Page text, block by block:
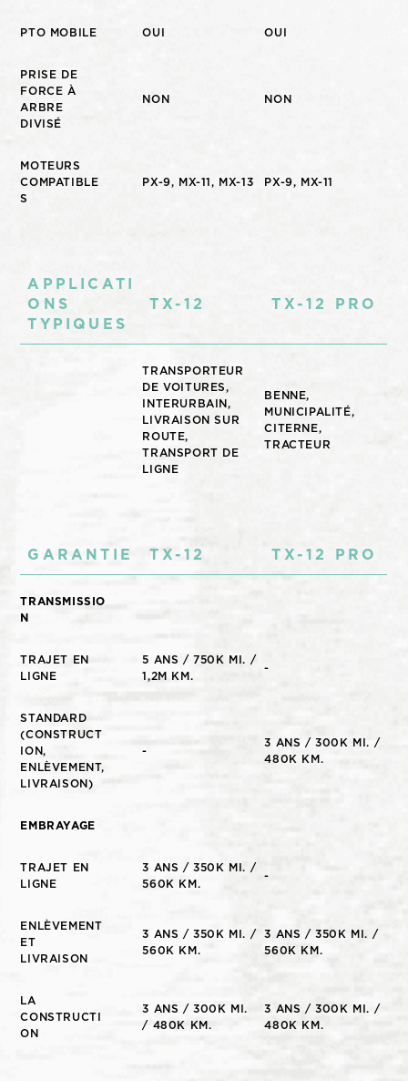
PTO MOBILE OUI OUI
PRISE DE
FORCE À
ARBRE
DIVISÉ
NON NON
MOTEURS
COMPATIBLE
S
PX-9, MX-11, MX-13 PX-9, MX-11
APPLICATI
ONS
TYPIQUES
TX-12 TX-12 PRO
TRANSPORTEUR
DE VOITURES,
INTERURBAIN,
LIVRAISON SUR
ROUTE,
TRANSPORT DE
LIGNE
BENNE,
MUNICIPALITÉ,
CITERNE,
TRACTEUR
GARANTIE TX-12 TX-12 PRO
TRANSMISSIO
N
TRAJET EN
LIGNE
5 ANS / 750K MI. /
1,2M KM.
-
STANDARD
(CONSTRUCT
ION,
ENLÈVEMENT,
LIVRAISON)
-
3 ANS / 300K MI. /
480K KM.
EMBRAYAGE
TRAJET EN
LIGNE
3 ANS / 350K MI. /
560K KM.
-
ENLÈVEMENT
ET
LIVRAISON
3 ANS / 350K MI. /
560K KM.
3 ANS / 350K MI. /
560K KM.
LA
CONSTRUCTI
ON
3 ANS / 300K MI.
/ 480K KM.
3 ANS / 300K MI. /
480K KM.